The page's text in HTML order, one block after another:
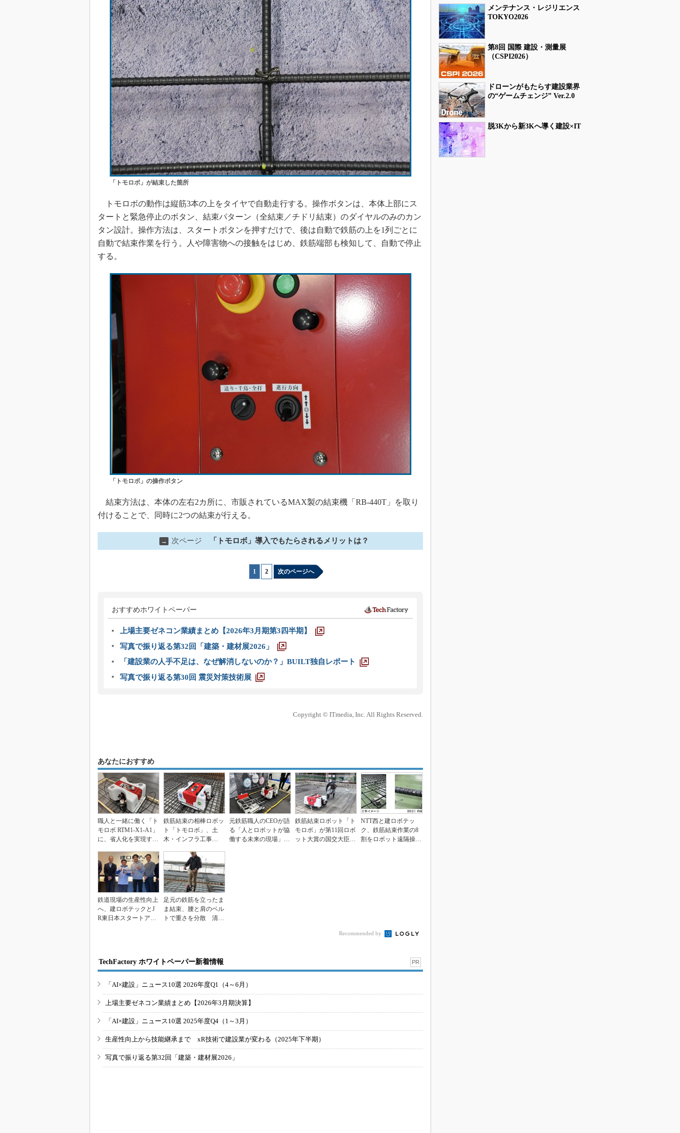
「トモロボ」が結束した箇所
トモロボの動作は縦筋3本の上をタイヤで自動走行する。操作ボタンは、本体上部にス
タートと緊急停止のボタン、結束パターン（全結束／チドリ結束）のダイヤルのみのカン
タン設計。操作方法は、スタートボタンを押すだけで、後は自動で鉄筋の上を1列ごとに
自動で結束作業を行う。人や障害物への接触をはじめ、鉄筋端部も検知して、自動で停止
する。
「トモロボ」の操作ボタン
結束方法は、本体の左右2カ所に、市販されているMAX製の結束機「RB-440T」を取り
付けることで、同時に2つの結束が行える。
→ 次ページ 「トモロボ」導入でもたらされるメリットは？
1 2 次のページへ
おすすめホワイトペーパー
上場主要ゼネコン業績まとめ【2026年3月期第3四半期】
写真で振り返る第32回「建築・建材展2026」
「建設業の人手不足は、なぜ解消しないのか？」BUILT独自レポート
写真で振り返る第30回 震災対策技術展
Copyright © ITmedia, Inc. All Rights Reserved.
あなたにおすすめ
職人と一緒に働く「ト
モロボ RTM1-X1-A1」
に、省人化を実現する
鉄筋結束の相棒ロボッ
ト「トモロボ」、土
木・インフラ工事
元鉄筋職人のCEOが語
る「人とロボットが協
働する未来の現場」
鉄筋結束ロボット「ト
モロボ」が第11回ロボ
ット大賞の国交大臣賞
NTT西と建ロボテッ
ク、鉄筋結束作業の8
割をロボット遠隔操作
鉄道現場の生産性向上
へ、建ロボテックとJ
R東日本スタートアッ
足元の鉄筋を立ったま
ま結束、腰と肩のベル
トで重さを分散 清水
Recommended by
TechFactory ホワイトペーパー新着情報 PR
「AI×建設」ニュース10選 2026年度Q1（4～6月）
上場主要ゼネコン業績まとめ【2026年3月期決算】
「AI×建設」ニュース10選 2025年度Q4（1～3月）
生産性向上から技能継承まで xR技術で建設業が変わる（2025年下半期）
写真で振り返る第32回「建築・建材展2026」
メンテナンス・レジリエンス
TOKYO2026
第8回 国際 建設・測量展
（CSPI2026）
ドローンがもたらす建設業界
の“ゲームチェンジ” Ver.2.0
脱3Kから新3Kへ導く建設×IT